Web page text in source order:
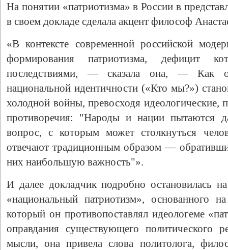
На понятии «патриотизма» в России в
в своем докладе сделала акцент философ
«В контексте современной российской
формирования патриотизма, дефицит
последствиями, — сказала она, — Как
национальной идентичности («Кто мы?»)
холодной войны, превосходя идеологические,
противоречия: "Народы и нации пытаются
вопрос, с которым может столкнуться
отвечают традиционным образом —
них наибольшую важность"».
И далее докладчик подробно остановилась
«национальный патриотизм», основанного
который он противопоставлял идеологеме
оправдания существующего политического
мысли, она привела слова политолога,